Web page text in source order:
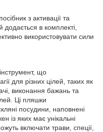
з активації та
в комплекті,
використовувати сили
що
для різних цілей, таких як
виконання бажань та
Ці пляшки
посудини, наповнені
із яких має унікальні
включати трави, спеції,